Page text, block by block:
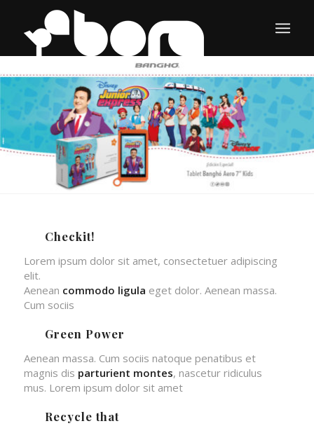
Checkit!
Lorem ipsum dolor sit amet, consectetuer adipiscing
elit.
Aenean commodo ligula eget dolor. Aenean massa.
Cum sociis
Green Power
Aenean massa. Cum sociis natoque penatibus et
magnis dis parturient montes, nascetur ridiculus
mus. Lorem ipsum dolor sit amet
Recycle that